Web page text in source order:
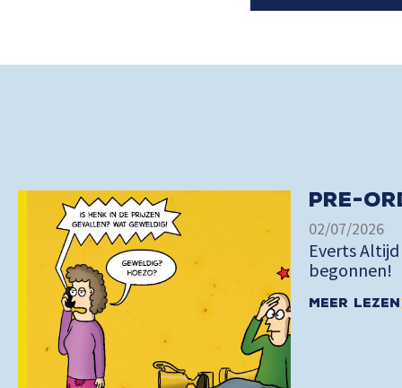
Pre-
02/07/2026
Everts
begonnen!
Meer lezen